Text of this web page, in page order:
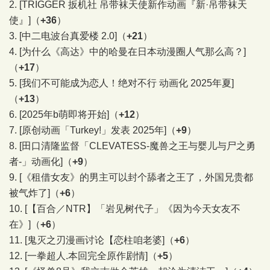
2. [TRIGGER 扳机社 吊带袜天使新作动画『新·吊带袜天
使』]
（+36）
3. [中二电波台真爱楼 2.0] （+21）
4. [为什么《高达》中的哈曼在日本动漫圈人气那么高？]
（+17）
5. [我们不可能成为恋人！绝对不行 动画化 2025年夏]
（+13）
6. [2025年b萌即将开始] （+12）
7. [原创动画「Turkey!」发表 2025年] （+9）
8. [田口清隆监督「CLEVATESS-魔兽之王与婴儿与尸之勇
者-」动画化]
（+9）
9. [《租借女友》的男主可以封个舔者之王了，外国兄贵都
被气炸了]
（+6）
10. [【百合／NTR】「岩见树代子」《因为今天女友不
在》]
（+6）
11. [鬼灭之刃漫画讨论【恋柱咱老婆] （+6）
12. [一拳超人.本回完全原作剧情] （+5）